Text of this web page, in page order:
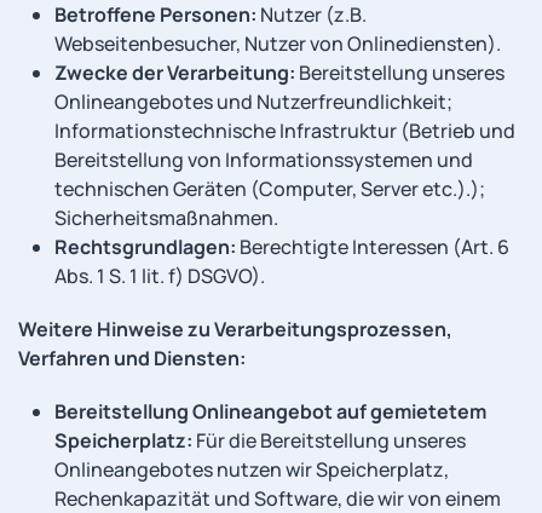
Betroffene Personen: Nutzer (z.B.
Webseitenbesucher, Nutzer von Onlinediensten).
Zwecke der Verarbeitung: Bereitstellung unseres
Onlineangebotes und Nutzerfreundlichkeit;
Informationstechnische Infrastruktur (Betrieb und
Bereitstellung von Informationssystemen und
technischen Geräten (Computer, Server etc.).);
Sicherheitsmaßnahmen.
Rechtsgrundlagen: Berechtigte Interessen (Art. 6
Abs. 1 S. 1 lit. f) DSGVO).
Weitere Hinweise zu Verarbeitungsprozessen,
Verfahren und Diensten:
Bereitstellung Onlineangebot auf gemietetem
Speicherplatz: Für die Bereitstellung unseres
Onlineangebotes nutzen wir Speicherplatz,
Rechenkapazität und Software, die wir von einem